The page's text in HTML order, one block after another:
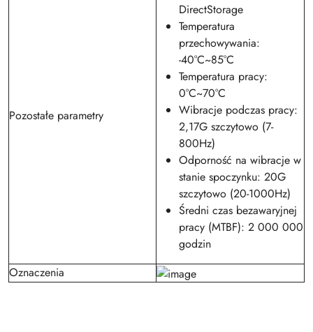
Pozostałe parametry
DirectStorage
Temperatura
przechowywania:
-40°C~85°C
Temperatura pracy:
0°C~70°C
Wibracje podczas pracy:
2,17G szczytowo (7-
800Hz)
Odporność na wibracje w
stanie spoczynku: 20G
szczytowo (20-1000Hz)
Średni czas bezawaryjnej
pracy (MTBF): 2 000 000
godzin
Oznaczenia